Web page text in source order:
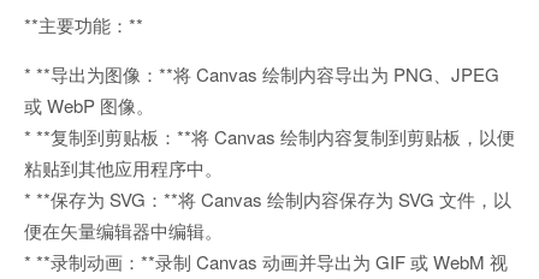
**主要功能：**
* **导出为图像：**将 Canvas 绘制内容导出为 PNG、JPEG
或 WebP 图像。
* **复制到剪贴板：**将 Canvas 绘制内容复制到剪贴板，以便
粘贴到其他应用程序中。
* **保存为 SVG：**将 Canvas 绘制内容保存为 SVG 文件，以
便在矢量编辑器中编辑。
* **录制动画：**录制 Canvas 动画并导出为 GIF 或 WebM 视